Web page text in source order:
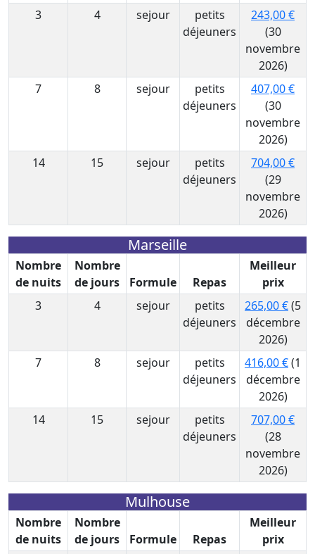
3
4 sejour
petits
déjeuners
243,00 €
(30
novembre
2026)
7
8 sejour
petits
déjeuners
407,00 €
(30
novembre
2026)
14
15 sejour
petits
déjeuners
704,00 €
(29
novembre
2026)
Marseille
Nombre
de nuits
Nombre
de jours
Formule Repas
Meilleur
prix
3
4 sejour
petits
déjeuners
265,00 €(5
décembre
2026)
7
8 sejour
petits
déjeuners
416,00 €(1
décembre
2026)
14
15 sejour
petits
déjeuners
707,00 €
(28
novembre
2026)
Mulhouse
Nombre
de nuits
Nombre
de jours
Formule Repas
Meilleur
prix